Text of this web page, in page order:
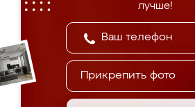
лучше!
Прикрепить фото